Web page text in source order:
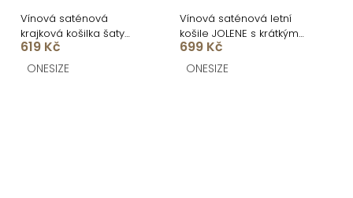
Vínová saténová
krajková košilka šaty
ZOMARI
619 Kč
ONESIZE
Vínová saténová letní
košile JOLENE s krátkým
rukávem
699 Kč
ONESIZE